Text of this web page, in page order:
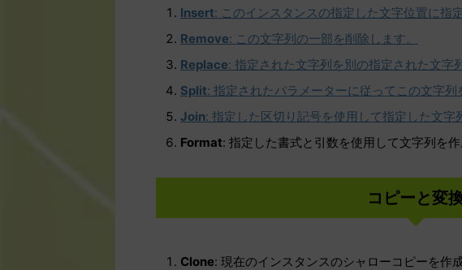
Insert: このインスタンスの指定した文字位置に指
Remove: この文字列の一部を削除します。
Replace: 指定された文字列を別の指定された文字
Split: 指定されたパラメーターに従ってこの文字列
Join: 指定した区切り記号を使用して指定した文字
Format: 指定した書式と引数を使用して文字列を
コピーと変
Clone: 現在のインスタンスのシャローコピーを作成